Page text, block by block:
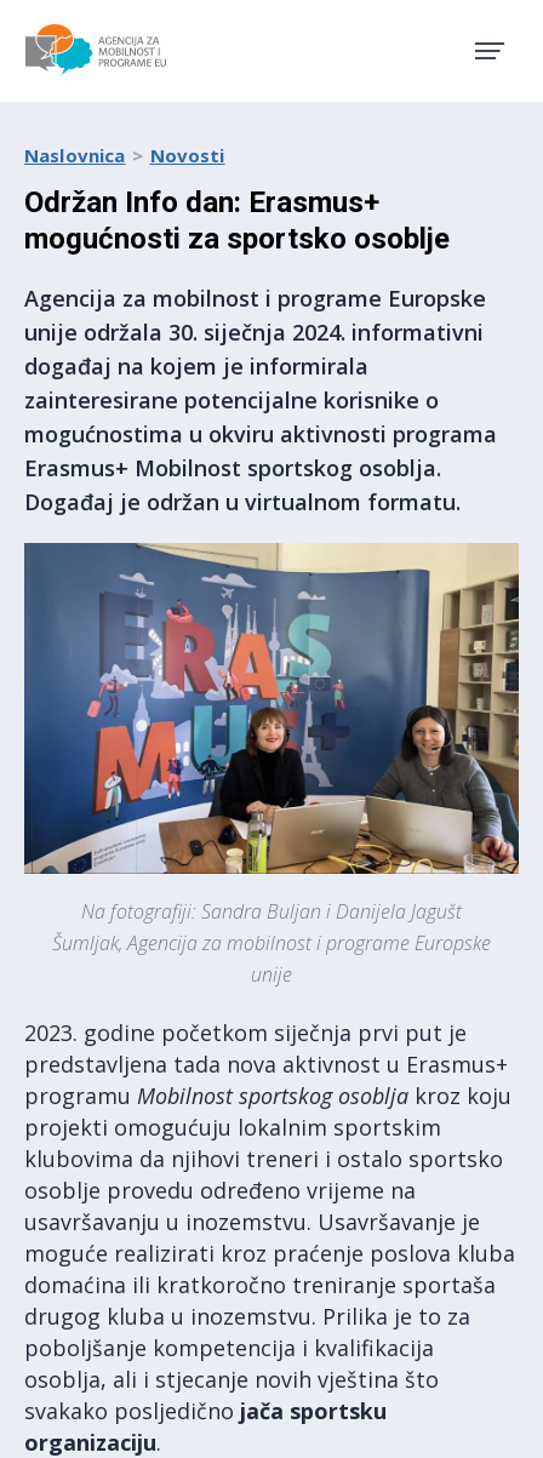
Naslovnica Novosti
Održan Info dan: Erasmus+
mogućnosti za sportsko osoblje
Agencija za mobilnost i programe Europske
unije održala 30. siječnja 2024. informativni
događaj na kojem je informirala
zainteresirane potencijalne korisnike o
mogućnostima u okviru aktivnosti programa
Erasmus+ Mobilnost sportskog osoblja.
Događaj je održan u virtualnom formatu.
Na fotografiji: Sandra Buljan i Danijela Jagušt
Šumljak, Agencija za mobilnost i programe Europske
unije
2023. godine početkom siječnja prvi put je
predstavljena tada nova aktivnost u Erasmus+
programu Mobilnost sportskog osoblja kroz koju
projekti omogućuju lokalnim sportskim
klubovima da njihovi treneri i ostalo sportsko
osoblje provedu određeno vrijeme na
usavršavanju u inozemstvu. Usavršavanje je
moguće realizirati kroz praćenje poslova kluba
domaćina ili kratkoročno treniranje sportaša
drugog kluba u inozemstvu. Prilika je to za
poboljšanje kompetencija i kvalifikacija
osoblja, ali i stjecanje novih vještina što
svakako posljedično jača sportsku
organizaciju.